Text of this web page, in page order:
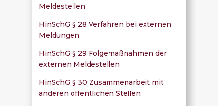
Meldestellen
HinSchG § 28 Verfahren bei externen
Meldungen
HinSchG § 29 Folgemaßnahmen der
externen Meldestellen
HinSchG § 30 Zusammenarbeit mit
anderen öffentlichen Stellen